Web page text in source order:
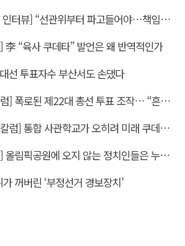
[이인호 교수 인터뷰] “선관위부터 파고들어야…책임자 직접 고발하라”
李 “육사 쿠데타” 발언은 왜 반역적인가
선 투표자수 부산서도 손댔다
[박다니엘 칼럼] 폭로된 제22대 총선 투표 조작… “흔들리는 가짜 국회의원들”
[박필규 안보칼럼] 통합 사관학교가 오히려 미래 쿠데타의 통로가 되는 이유
[조양건 칼럼] 올림픽공원에 오지 않는 정치인들은 누구인가
꺼버린 ‘부정선거 경보장치’